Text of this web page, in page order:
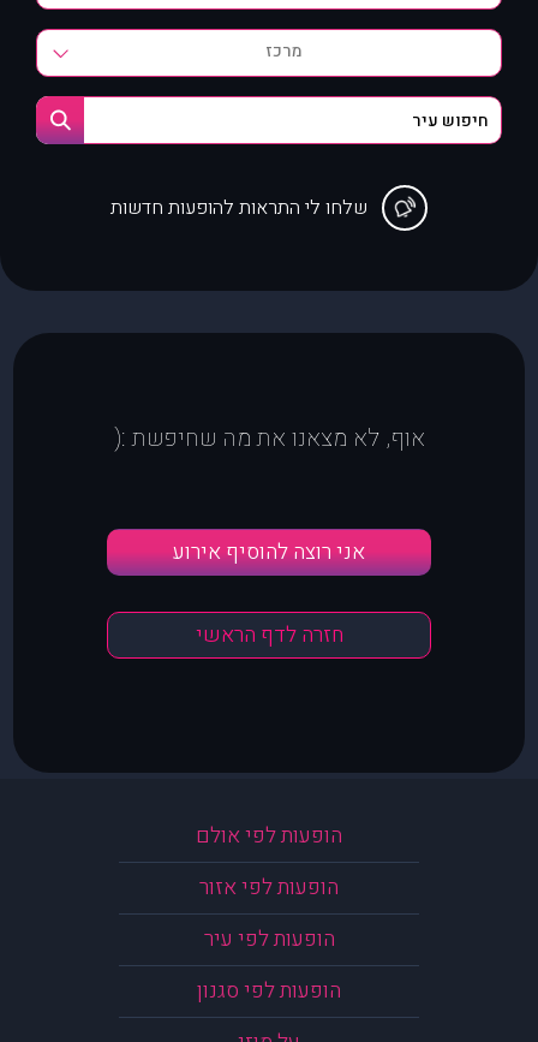
מרכז
שלחו לי התראות להופעות חדשות
אוף, לא מצאנו את מה שחיפשת :(
אני רוצה להוסיף אירוע
חזרה לדף הראשי
הופעות לפי אולם
הופעות לפי אזור
הופעות לפי עיר
הופעות לפי סגנון